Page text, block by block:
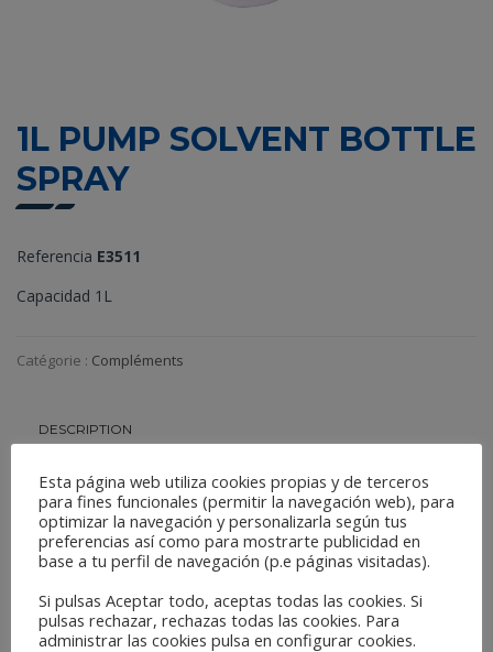
1L PUMP SOLVENT BOTTLE
SPRAY
Referencia E3511
Capacidad 1L
Catégorie : Compléments
DESCRIPTION
Pump bottle spray to use by pressure, resistant to solvent and
several chemicals.
Related Products
Esta página web utiliza cookies propias y de terceros
para fines funcionales (permitir la navegación web), para
optimizar la navegación y personalizarla según tus
preferencias así como para mostrarte publicidad en
base a tu perfil de navegación (p.e páginas visitadas).
Si pulsas Aceptar todo, aceptas todas las cookies. Si
pulsas rechazar, rechazas todas las cookies. Para
administrar las cookies pulsa en configurar cookies.